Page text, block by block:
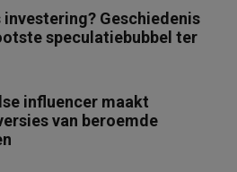
investering? Geschiedenis
speculatiebubbel ter
influencer maakt
van beroemde